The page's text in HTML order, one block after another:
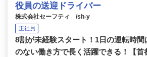
役員の送迎ドライバー
株式会社セーフティ /sh-y
正社員
8割が未経験スタート！1日の運転時
のない働き方で長く活躍できる！【首